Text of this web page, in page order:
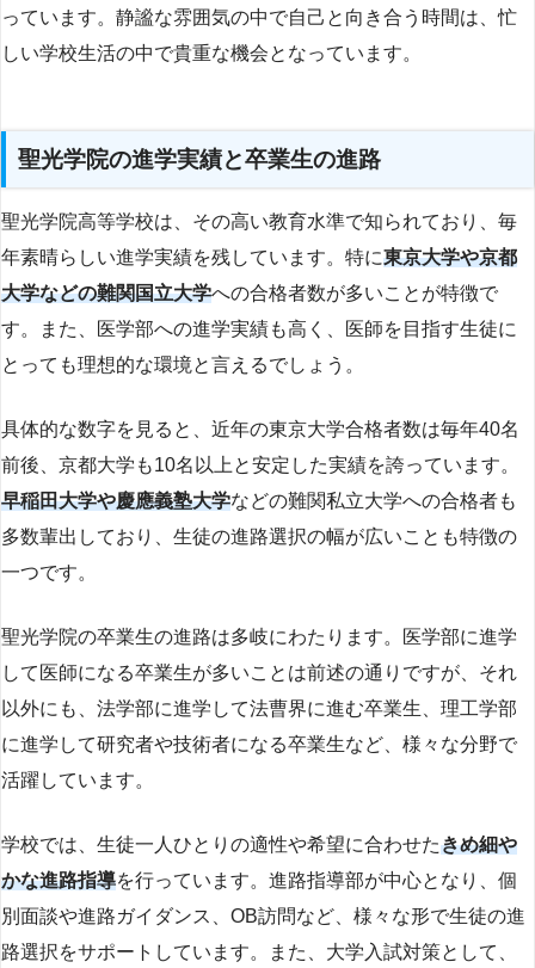
っています。静謐な雰囲気の中で自己と向き合う時間は、忙
しい学校生活の中で貴重な機会となっています。
聖光学院の進学実績と卒業生の進路
聖光学院高等学校は、その高い教育水準で知られており、毎
年素晴らしい進学実績を残しています。特に東京大学や京都
大学などの難関国立大学への合格者数が多いことが特徴で
す。また、医学部への進学実績も高く、医師を目指す生徒に
とっても理想的な環境と言えるでしょう。
具体的な数字を見ると、近年の東京大学合格者数は毎年40名
前後、京都大学も10名以上と安定した実績を誇っています。
早稲田大学や慶應義塾大学などの難関私立大学への合格者も
多数輩出しており、生徒の進路選択の幅が広いことも特徴の
一つです。
聖光学院の卒業生の進路は多岐にわたります。医学部に進学
して医師になる卒業生が多いことは前述の通りですが、それ
以外にも、法学部に進学して法曹界に進む卒業生、理工学部
に進学して研究者や技術者になる卒業生など、様々な分野で
活躍しています。
学校では、生徒一人ひとりの適性や希望に合わせたきめ細や
かな進路指導を行っています。進路指導部が中心となり、個
別面談や進路ガイダンス、OB訪問など、様々な形で生徒の進
路選択をサポートしています。また、大学入試対策として、